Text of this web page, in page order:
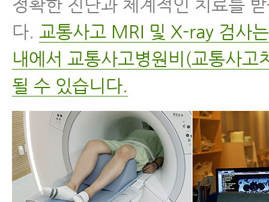
정확한 진단과 체계적인 치료를
다. 교통사고 MRI 및 X-ray 검사
내에서 교통사고병원비(교통사고
될 수 있습니다.